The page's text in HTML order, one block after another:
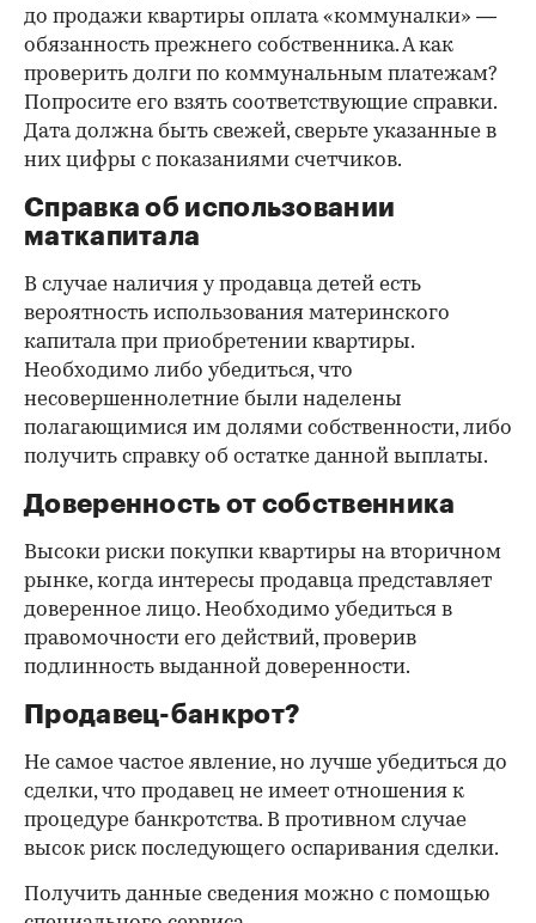
до продажи квартиры оплата «коммуналки» —
обязанность прежнего собственника. А как
проверить долги по коммунальным платежам?
Попросите его взять соответствующие справки.
Дата должна быть свежей, сверьте указанные в
них цифры с показаниями счетчиков.
Справка об использовании
маткапитала
В случае наличия у продавца детей есть
вероятность использования материнского
капитала при приобретении квартиры.
Необходимо либо убедиться, что
несовершеннолетние были наделены
полагающимися им долями собственности, либо
получить справку об остатке данной выплаты.
Доверенность от собственника
Высоки риски покупки квартиры на вторичном
рынке, когда интересы продавца представляет
доверенное лицо. Необходимо убедиться в
правомочности его действий, проверив
подлинность выданной доверенности.
Продавец-банкрот?
Не самое частое явление, но лучше убедиться до
сделки, что продавец не имеет отношения к
процедуре банкротства. В противном случае
высок риск последующего оспаривания сделки.
Получить данные сведения можно с помощью